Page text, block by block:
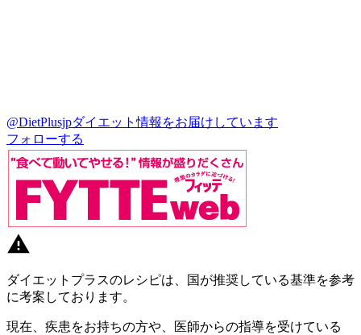
@DietPlusjpダイエット情報をお届けしています
フォローする
ダイエットプラスのレシピは、国が推奨している基準を参考
に考案しております。
現在、疾患をお持ちの方や、医師からの指導を受けている